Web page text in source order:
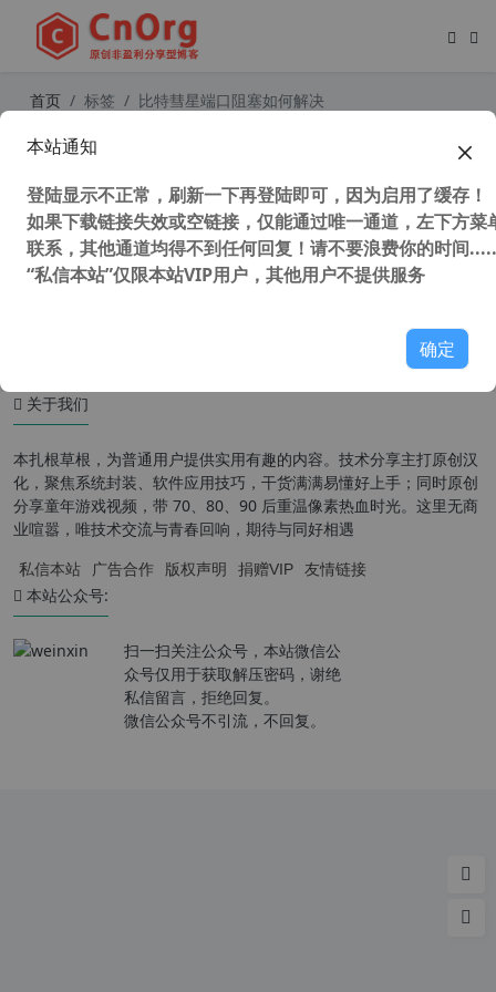
首页 标签 比特彗星端口阻塞如何解决
BitComet 比特彗星(无视版权/全速下
关于我们
本扎根草根，为普通用户提供实用有趣的内容。技术分享主打原创汉
化，聚焦系统封装、软件应用技巧，干货满满易懂好上手；同时原创
分享童年游戏视频，带 70、80、90 后重温像素热血时光。这里无商
业喧嚣，唯技术交流与青春回响，期待与同好相遇
私信本站 广告合作 版权声明 捐赠VIP 友情链接
本站公众号:
扫一扫关注公众号，本站微信公
众号仅用于获取解压密码，谢绝
私信留言，拒绝回复。
微信公众号不引流，不回复。
本站通知
登陆显示不正常，刷新一下再登陆即可，因为启用了缓存！
如果下载链接失效或空链接，仅能通过唯一通道，左下方菜
联系，其他通道均得不到任何回复！请不要浪费你的时间
“私信本站”仅限本站VIP用户，其他用户不提供服务
确定